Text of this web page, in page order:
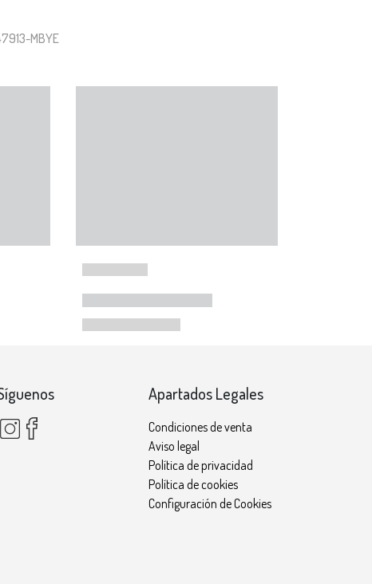
MBYE
Apartados Legales
Condiciones de venta
Aviso legal
Política de privacidad
Política de cookies
Configuración de Cookies